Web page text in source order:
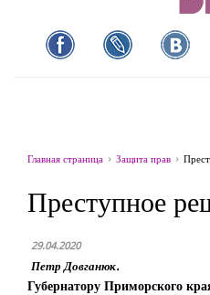
Главная страница Защита прав
Преступное
29.04.2020
Петр Довганюк.
Губернатору Приморского